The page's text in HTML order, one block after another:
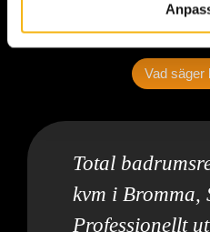
Vad säger
Total
kvm i Bromma,
Professionellt